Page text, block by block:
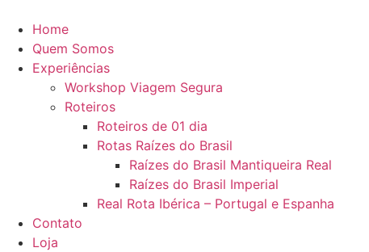
Home
Quem Somos
Experiências
Workshop Viagem Segura
Roteiros
Roteiros de 01 dia
Rotas Raízes do Brasil
Raízes do Brasil Mantiqueira Real
Raízes do Brasil Imperial
Real Rota Ibérica – Portugal e Espanha
Contato
Loja